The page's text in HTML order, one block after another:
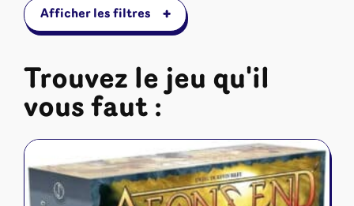
Afficher les filtres +
Trouvez le jeu qu'il
vous faut :